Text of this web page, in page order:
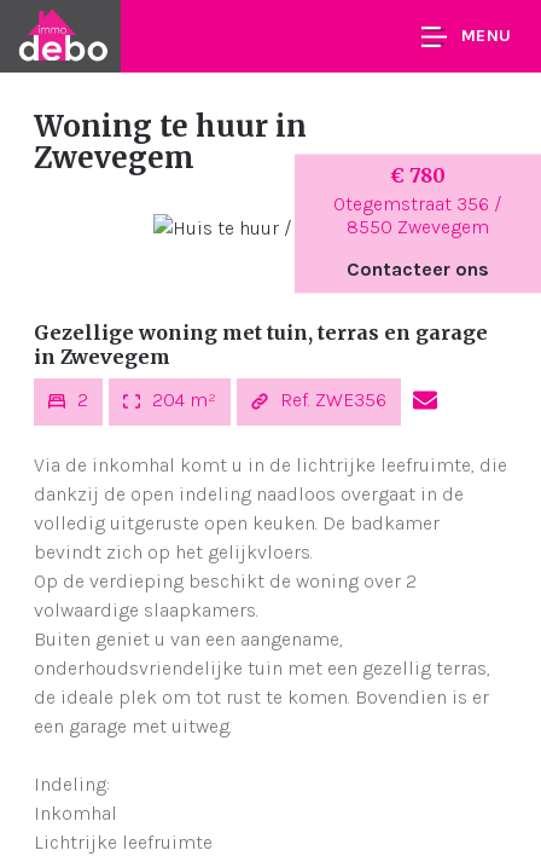
MENU
Woning te huur in
Zwevegem
€ 780
Otegemstraat 356 /
8550 Zwevegem
Contacteer ons
Gezellige woning met tuin, terras en garage
in Zwevegem
2 204 m² Ref. ZWE356
Via de inkomhal komt u in de lichtrijke leefruimte, die
dankzij de open indeling naadloos overgaat in de
volledig uitgeruste open keuken. De badkamer
bevindt zich op het gelijkvloers.
Op de verdieping beschikt de woning over 2
volwaardige slaapkamers.
Buiten geniet u van een aangename,
onderhoudsvriendelijke tuin met een gezellig terras,
de ideale plek om tot rust te komen. Bovendien is er
een garage met uitweg.
Indeling:
Inkomhal
Lichtrijke leefruimte